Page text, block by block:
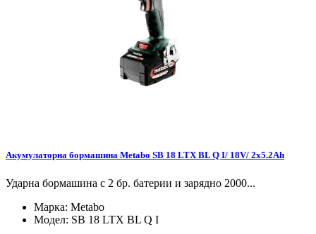
Акумулаторна бормашина Metabo SB 18 LTX BL Q I/ 18V/ 2x5.2Ah
Ударна бормашина с 2 бр. батерии и зарядно 2000...
Марка: Metabo
Модел: SB 18 LTX BL Q I